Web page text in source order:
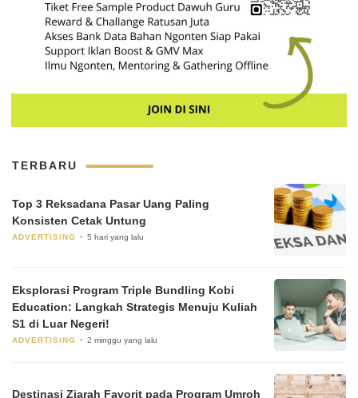
TERBARU
Top 3 Reksadana Pasar Uang Paling
Konsisten Cetak Untung
ADVERTISING 5 hari yang lalu
Eksplorasi Program Triple Bundling Kobi
Education: Langkah Strategis Menuju Kuliah
S1 di Luar Negeri!
ADVERTISING 2 minggu yang lalu
Destinasi Ziarah Favorit pada Program Umroh